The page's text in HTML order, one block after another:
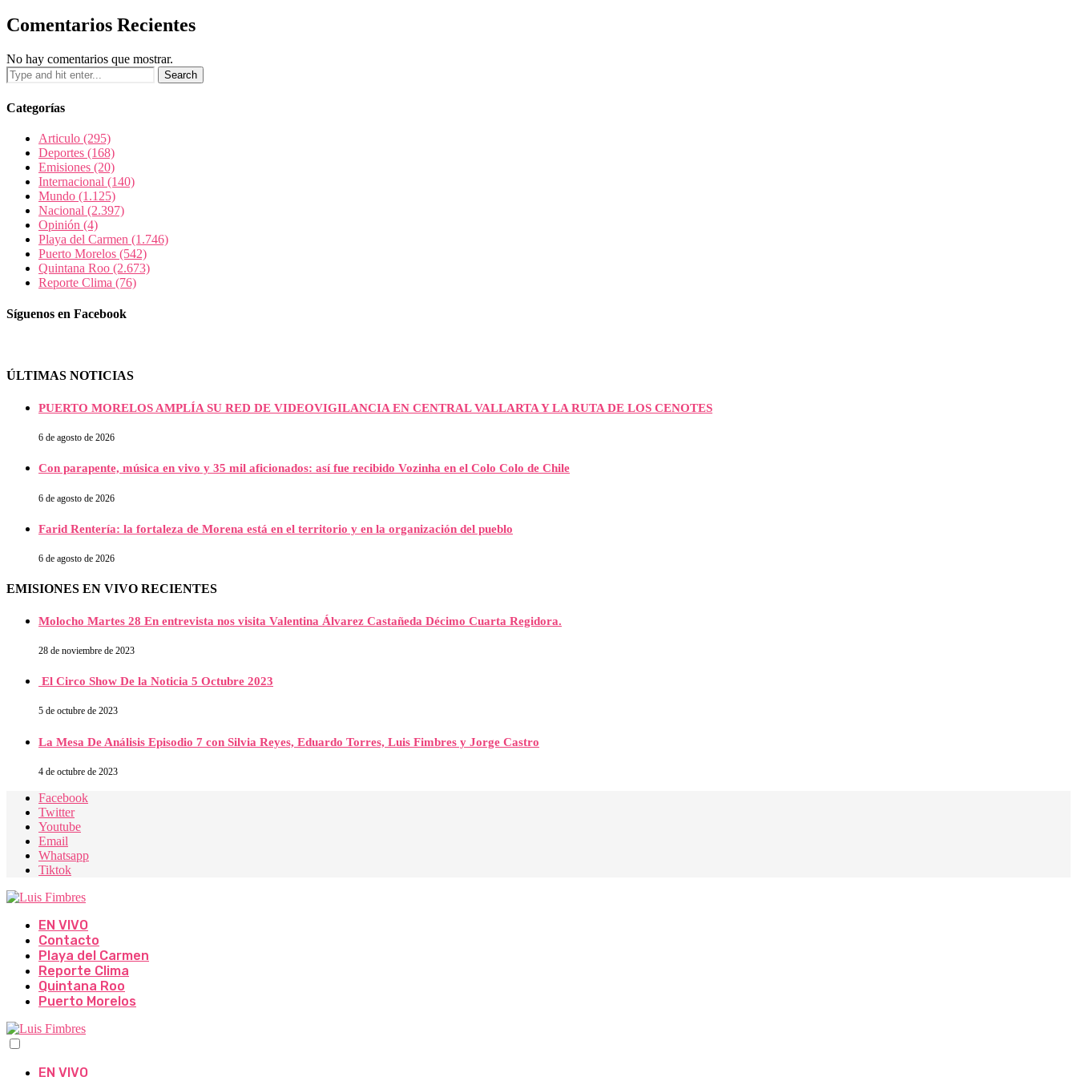
Comentarios Recientes
No hay comentarios que mostrar.
Categorías
Articulo (295)
Deportes (168)
Emisiones (20)
Internacional (140)
Mundo (1.125)
Nacional (2.397)
Opinión (4)
Playa del Carmen (1.746)
Puerto Morelos (542)
Quintana Roo (2.673)
Reporte Clima (76)
Síguenos en Facebook
ÚLTIMAS NOTICIAS
PUERTO MORELOS AMPLÍA SU RED DE VIDEOVIGILANCIA EN CENTRAL VALLARTA Y LA RUTA DE LOS CENOTES
6 de agosto de 2026
Con parapente, música en vivo y 35 mil aficionados: así fue recibido Vozinha en el Colo Colo de Chile
6 de agosto de 2026
Farid Rentería: la fortaleza de Morena está en el territorio y en la organización del pueblo
6 de agosto de 2026
EMISIONES EN VIVO RECIENTES
Molocho Martes 28 En entrevista nos visita Valentina Álvarez Castañeda Décimo Cuarta Regidora.
28 de noviembre de 2023
El Circo Show De la Noticia 5 Octubre 2023
5 de octubre de 2023
La Mesa De Análisis Episodio 7 con Silvia Reyes, Eduardo Torres, Luis Fimbres y Jorge Castro
4 de octubre de 2023
Facebook
Twitter
Youtube
Email
Whatsapp
Tiktok
EN VIVO
Contacto
Playa del Carmen
Reporte Clima
Quintana Roo
Puerto Morelos
EN VIVO